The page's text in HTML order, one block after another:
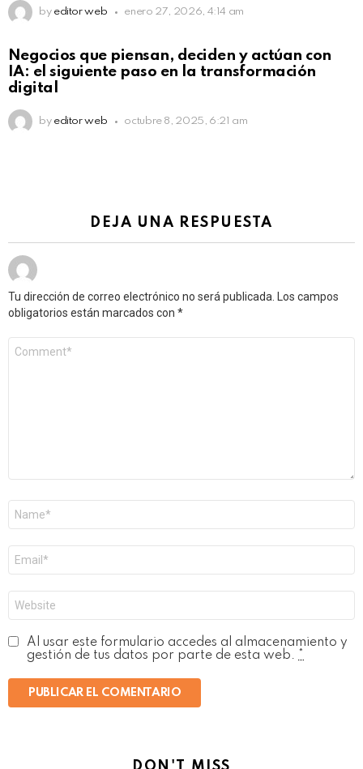
by editor web enero 27, 2026, 4:14 am
Click to view this post
Negocios que piensan, deciden y actúan con
IA: el siguiente paso en la transformación
digital
by editor web octubre 8, 2025, 6:21 am
DEJA UNA RESPUESTA
Tu dirección de correo electrónico no será publicada.
Los campos
obligatorios están marcados con *
electrónico
*
Al usar este formulario accedes al almacenamiento y
gestión de tus datos por parte de esta web.